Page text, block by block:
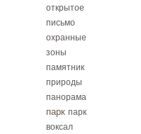
открытое
письмо
охранные
зоны
памятник
природы
панорама
парк парк
воксал